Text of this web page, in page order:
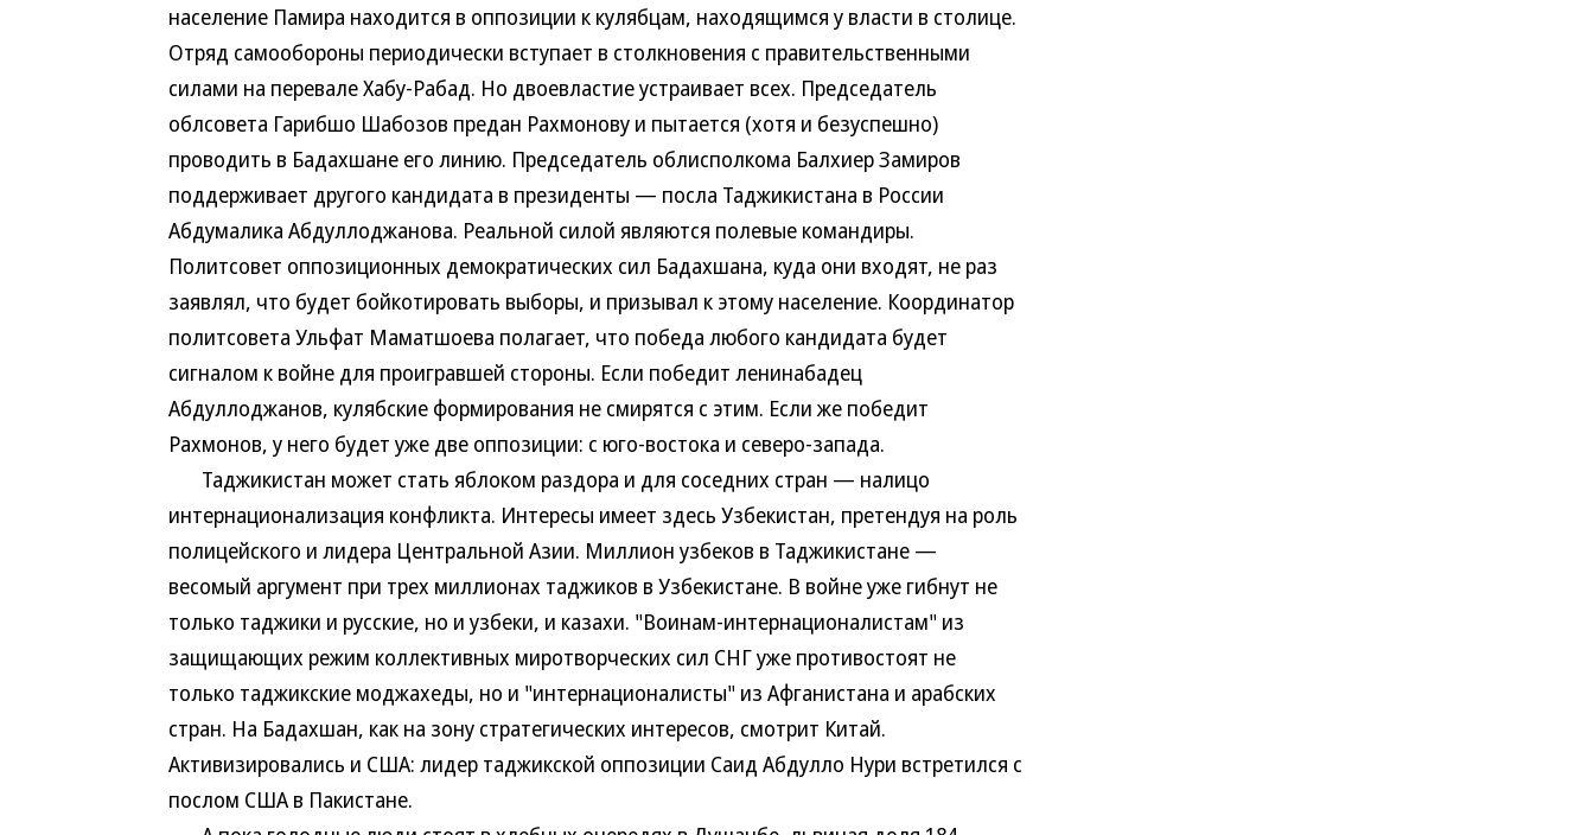
население Памира находится в оппозиции к кулябцам, находящимся у власти в столице.
Отряд самообороны периодически вступает в столкновения с правительственными
силами на перевале Хабу-Рабад. Но двоевластие устраивает всех. Председатель
облсовета Гарибшо Шабозов предан Рахмонову и пытается (хотя и безуспешно)
проводить в Бадахшане его линию. Председатель облисполкома Балхиер Замиров
поддерживает другого кандидата в президенты — посла Таджикистана в России
Абдумалика Абдуллоджанова. Реальной силой являются полевые командиры.
Политсовет оппозиционных демократических сил Бадахшана, куда они входят, не раз
заявлял, что будет бойкотировать выборы, и призывал к этому население. Координатор
политсовета Ульфат Маматшоева полагает, что победа любого кандидата будет
сигналом к войне для проигравшей стороны. Если победит ленинабадец
Абдуллоджанов, кулябские формирования не смирятся с этим. Если же победит
Рахмонов, у него будет уже две оппозиции: с юго-востока и северо-запада.
Таджикистан может стать яблоком раздора и для соседних стран — налицо
интернационализация конфликта. Интересы имеет здесь Узбекистан, претендуя на роль
полицейского и лидера Центральной Азии. Миллион узбеков в Таджикистане —
весомый аргумент при трех миллионах таджиков в Узбекистане. В войне уже гибнут не
только таджики и русские, но и узбеки, и казахи. "Воинам-интернационалистам" из
защищающих режим коллективных миротворческих сил СНГ уже противостоят не
только таджикские моджахеды, но и "интернационалисты" из Афганистана и арабских
стран. На Бадахшан, как на зону стратегических интересов, смотрит Китай.
Активизировались и США: лидер таджикской оппозиции Саид Абдулло Нури встретился с
послом США в Пакистане.